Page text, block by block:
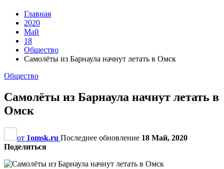
Главная
2020
Май
18
Общество
Самолёты из Барнаула начнут летать в Омск
Общество
Самолёты из Барнаула начнут летать в
Омск
от 1omsk.ru Последнее обновление 18 Май, 2020
Поделиться